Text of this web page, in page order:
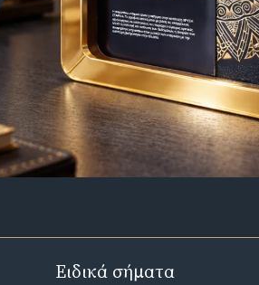
Ειδικά σήματα